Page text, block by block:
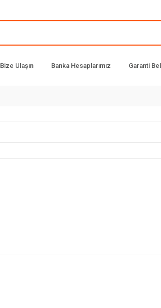
Bize Ulaşın Banka Hesaplarımız Garanti